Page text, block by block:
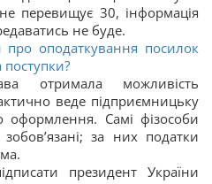
перевищує 30, інформація
не буде.
про оподаткування посилок
можливість
веде підприємницьку
оформлення. Самі фізособи
за них податки
президент України